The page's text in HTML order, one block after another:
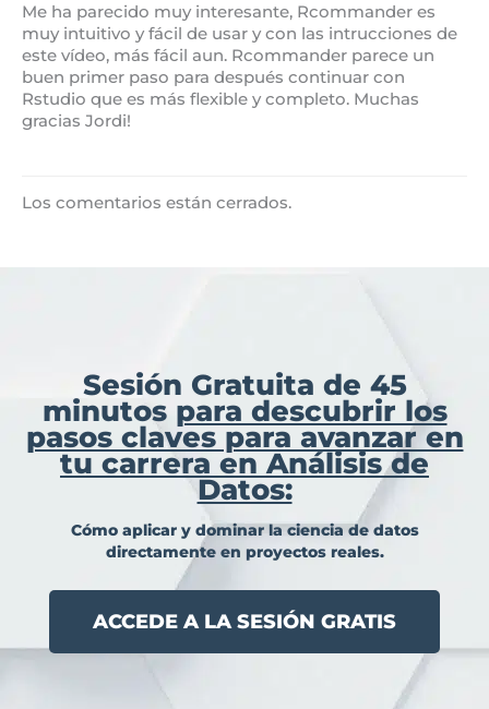
Me ha parecido muy interesante, Rcommander es
muy intuitivo y fácil de usar y con las intrucciones de
este vídeo, más fácil aun. Rcommander parece un
buen primer paso para después continuar con
Rstudio que es más flexible y completo. Muchas
gracias Jordi!
Los comentarios están cerrados.
Sesión Gratuita de 45
minutos para descubrir los
pasos claves para avanzar en
tu carrera en Análisis de
Datos:
Cómo aplicar y dominar la ciencia de datos
directamente en proyectos reales.
ACCEDE A LA SESIÓN GRATIS